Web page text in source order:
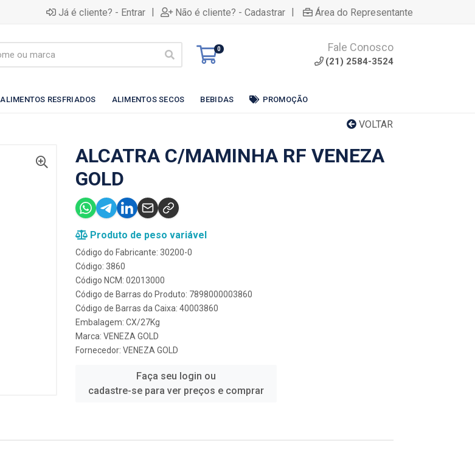
Já é cliente? - Entrar | Não é cliente? - Cadastrar | Área do Representante
0 Fale Conosco
(21) 2584-3524
ALIMENTOS RESFRIADOS ALIMENTOS SECOS BEBIDAS PROMOÇÃO
VOLTAR
ALCATRA C/MAMINHA RF VENEZA
GOLD
Produto de peso variável
Código do Fabricante: 30200-0
Código: 3860
Código NCM: 02013000
Código de Barras do Produto: 7898000003860
Código de Barras da Caixa: 40003860
Embalagem: CX/27Kg
Marca: VENEZA GOLD
Fornecedor: VENEZA GOLD
Faça seu login ou
cadastre-se para ver preços e comprar